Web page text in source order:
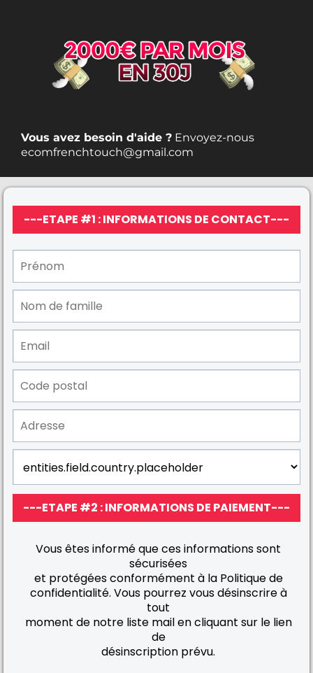
Vous avez besoin d'aide ? Envoyez-nous
ecomfrenchtouch@gmail.com
---ETAPE #1 : INFORMATIONS DE CONTACT---
---ETAPE #2 : INFORMATIONS DE PAIEMENT---
Vous êtes informé que ces informations sont
sécurisées
et protégées conformément à la Politique de
confidentialité. Vous pourrez vous désinscrire à
tout
moment de notre liste mail en cliquant sur le lien
de
désinscription prévu.